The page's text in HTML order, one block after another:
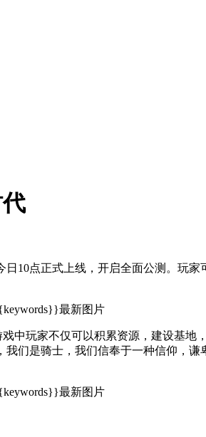
10点正式上线，开启全面公测。玩
中玩家不仅可以积累资源，建设基地
们是骑士，我们信奉于一种信仰，